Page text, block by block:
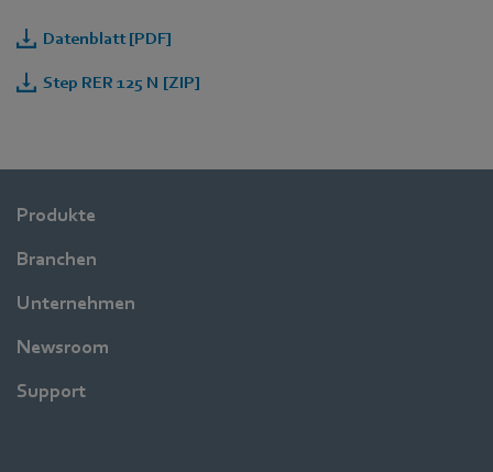
Datenblatt [PDF]
Step RER 125 N [ZIP]
Produkte
Branchen
Unternehmen
Newsroom
Support